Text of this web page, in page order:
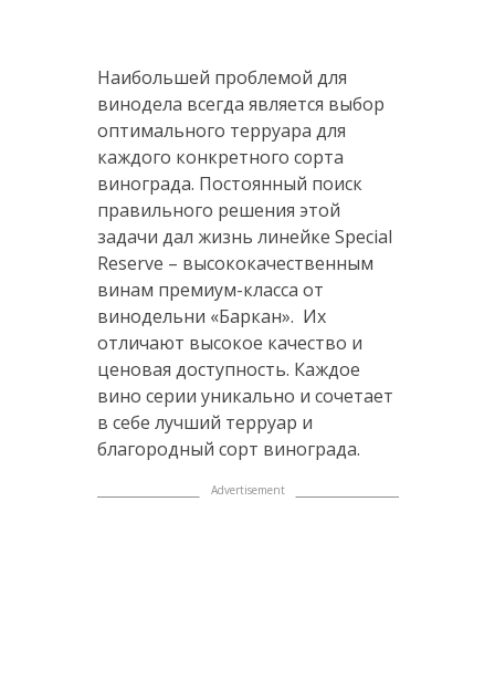
Наибольшей проблемой для
винодела всегда является выбор
оптимального терруара для
каждого конкретного сорта
винограда. Постоянный поиск
правильного решения этой
задачи дал жизнь линейке Special
Reserve – высококачественным
винам премиум-класса от
винодельни «Баркан». Их
отличают высокое качество и
ценовая доступность. Каждое
вино серии уникально и сочетает
в себе лучший терруар и
благородный сорт винограда.